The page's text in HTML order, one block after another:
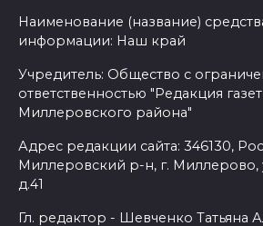
Наименование (название)
информации: Наш край
Учредитель: Общество с
ответственностью "Редакция
Миллеровского района"
Адрес редакции сайта: 346130,
Миллеровский р-н, г. Миллерово,
д.41
Гл. редактор - Шевченко Татьяна